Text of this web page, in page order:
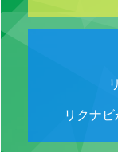
リクナ